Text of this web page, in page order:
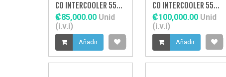
CO INTERCOOLER 550X180X65
₡85,000.00 Unid
(i.v.i)
Añadir
CO INTERCOOLER 550X230X65
₡100,000.00 Unid
(i.v.i)
Añadir